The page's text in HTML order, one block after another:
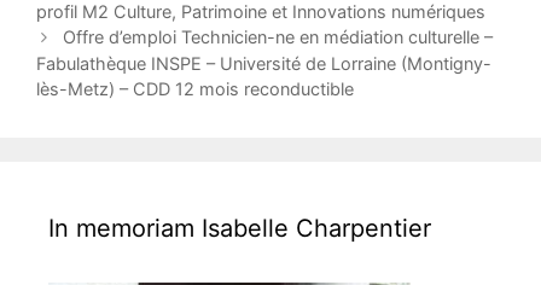
t
e
g
o
o
s
t
n
profil M2 Culture, Patrimoine et Innovations numériques
Offre d’emploi Technicien-ne en médiation culturelle –
Fabulathèque INSPE – Université de Lorraine (Montigny-
lès-Metz) – CDD 12 mois reconductible
In memoriam Isabelle Charpentier